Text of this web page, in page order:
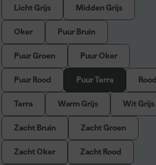
Licht Grijs Midden Grijs
Oker Puur Bruin
Puur Groen Puur Oker
Puur Rood Puur Terra Rood
Terra Warm Grijs Wit Grijs
Zacht Bruin Zacht Groen
Zacht Oker Zacht Rood